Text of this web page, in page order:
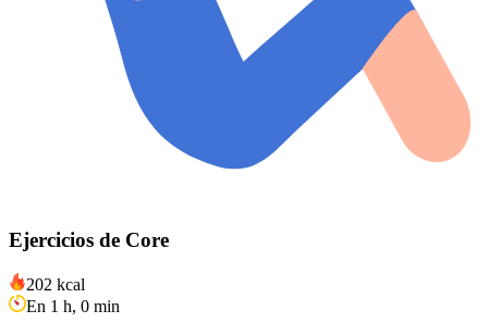
Ejercicios de Core
202 kcal
En 1 h, 0 min